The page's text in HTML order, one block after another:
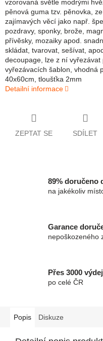
vzorovaná světle modrými
pěnová guma tzv. pěnovka,
zajímavých věcí jako např.
pozdravy, sponky, brože,
přívěsky, mozaiky apod.
skládat, tvarovat, sešívat,
decoupage, lze z ní
vyřezávacích šablon, vhodná
40x60cm, tloušťka 2mm
Detailní informace
ZEPTAT SE SDÍLET
89% doručeno
na jakékoliv
Garance
nepoškozeného
Přes 3000
po celé ČR
Popis Diskuze